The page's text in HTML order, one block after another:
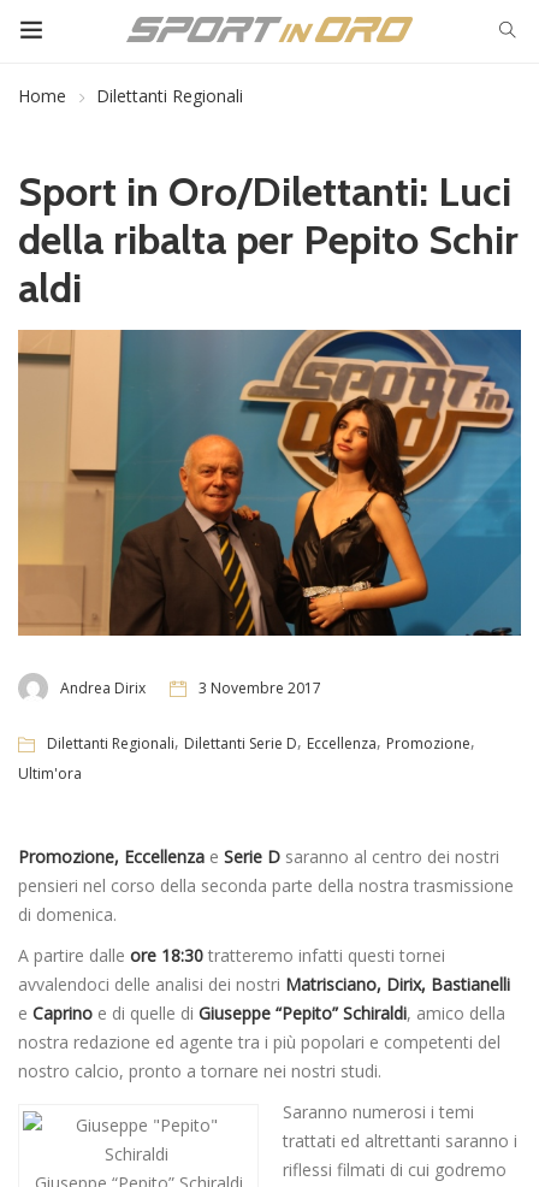
Home Dilettanti Regionali
Sport in Oro/Dilettanti: Luci
della ribalta per Pepito Schir
aldi
Andrea Dirix 3 Novembre 2017
Dilettanti Regionali, Dilettanti Serie D, Eccellenza, Promozione,
Ultim'ora
Promozione, Eccellenza e Serie D saranno al centro dei nostri
pensieri nel corso della seconda parte della nostra trasmissione
di domenica.
A partire dalle ore 18:30 tratteremo infatti questi tornei
avvalendoci delle analisi dei nostri Matrisciano, Dirix, Bastianelli
e Caprino e di quelle di Giuseppe “Pepito” Schiraldi, amico della
nostra redazione ed agente tra i più popolari e competenti del
nostro calcio, pronto a tornare nei nostri studi.
Saranno numerosi i temi
trattati ed altrettanti saranno i
riflessi filmati di cui godremo